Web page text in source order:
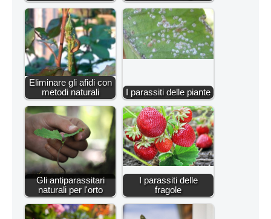
Eliminare gli afidi con
metodi naturali
I parassiti delle piante
Gli antiparassitari
naturali per l'orto
I parassiti delle
fragole